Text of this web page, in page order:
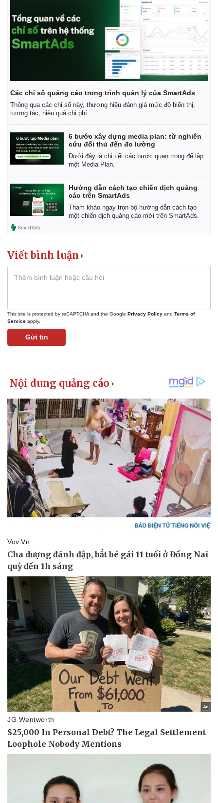
Khởi nghiệp
Thị trường
Tỷ giá
Giá cà phê
Các chỉ số quảng cáo trong trình quản lý của SmartAds
Thông qua các chỉ số này, thương hiệu đánh giá mức độ hiển thị,
tương tác, hiệu quả chi phí.
6 bước xây dựng media plan: từ nghiên
cứu đối thủ đến đo lường
Dưới đây là chi tiết các bước quan trọng để lập
một Media Plan.
Hướng dẫn cách tạo chiến dịch quảng
cáo trên SmartAds
Tham khảo ngay trọn bộ hướng dẫn cách tạo
một chiến dịch quảng cáo mới trên SmartAds.
Viết bình luận
This site is protected by reCAPTCHA and the Google Privacy Policy and Terms of
Service apply.
Gửi tin